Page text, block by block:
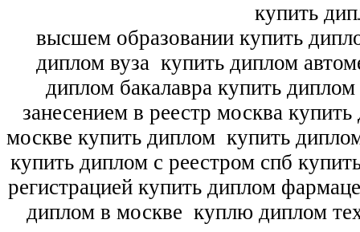
купить
высшем образовании купить
диплом вуза купить диплом
диплом бакалавра купить
занесением в реестр москва
москве купить диплом купить
купить диплом с реестром спб
регистрацией купить диплом
диплом в москве куплю диплом